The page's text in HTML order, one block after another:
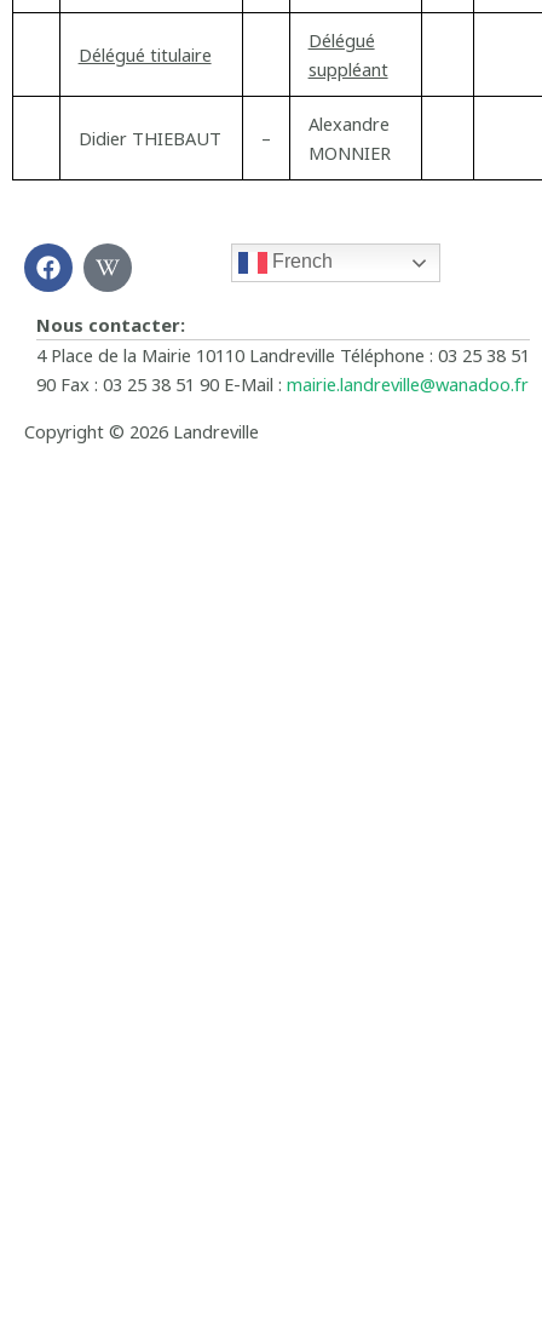
Délégué titulaire
Délégué
suppléant
Didier THIEBAUT –
Alexandre
MONNIER
F
a
c
e
b
o
o
k
W
i
k
i
p
e
d
i
a
French
Nous contacter:
4 Place de la Mairie 10110 Landreville Téléphone : 03 25 38 51
90 Fax : 03 25 38 51 90 E-Mail : mairie.landreville@wanadoo.fr
Copyright © 2026 Landreville